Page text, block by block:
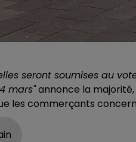
seront soumises au
mars"annonce la
les commerçants